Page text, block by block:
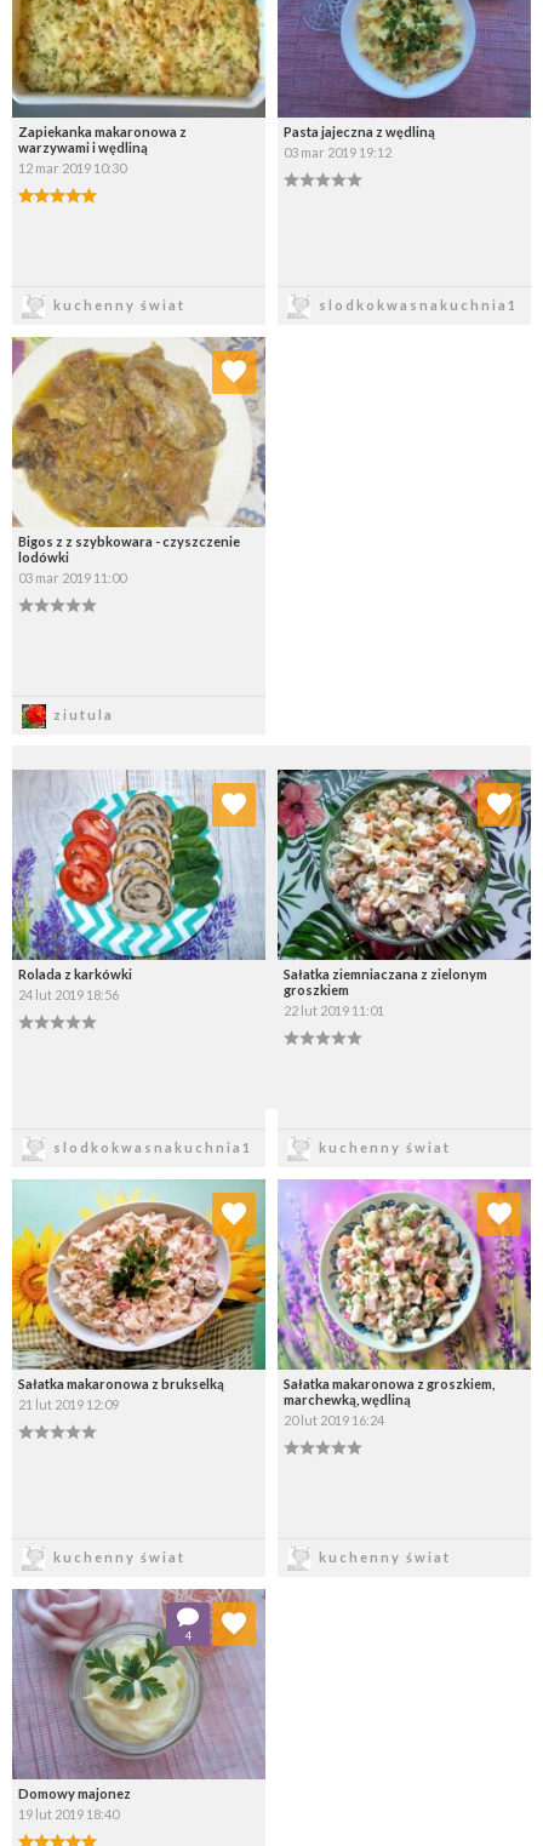
Zapiekanka makaronowa z
warzywami i wędliną
12 mar 2019 10:30
kuchenny świat
Pasta jajeczna z wędliną
03 mar 2019 19:12
slodkokwasnakuchnia1
Bigos z z szybkowara - czyszczenie
lodówki
03 mar 2019 11:00
ziutula
Dodaj do ulubionych
Wybierz listę:
Rolada z karkówki
24 lut 2019 18:56
slodkokwasnakuchnia1
Dodaj do ulubionych
Wybierz listę:
Sałatka ziemniaczana z zielonym
groszkiem
22 lut 2019 11:01
kuchenny świat
Dodaj do ulubionych
Wybierz listę:
Sałatka makaronowa z brukselką
21 lut 2019 12:09
kuchenny świat
Dodaj do ulubionych
Wybierz listę:
Sałatka makaronowa z groszkiem,
marchewką, wędliną
20 lut 2019 16:24
kuchenny świat
Dodaj do ulubionych
Wybierz listę:
Domowy majonez
19 lut 2019 18:40
4
Dodaj do ulubionych
Wybierz listę: